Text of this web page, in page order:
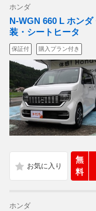
ホンダ
N-WGN 660 L ホン
装・シートヒータ
保証付 購入プラン付き
無
料
ホンダ